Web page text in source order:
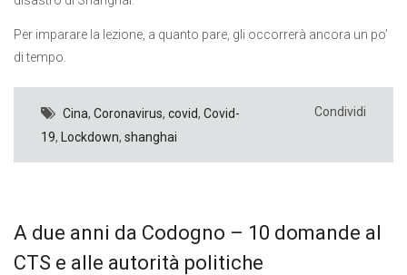
Per imparare la lezione, a quanto pare, gli occorrerà ancora un po’
di tempo.
Cina, Coronavirus, covid, Covid-
19, Lockdown, shanghai
Condividi
A due anni da Codogno – 10 domande al
CTS e alle autorità politiche